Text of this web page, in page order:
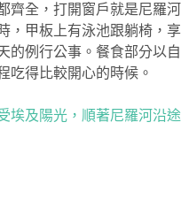
齊全，打開窗戶就是尼羅河
，甲板上有泳池跟躺椅，享
的例行公事。餐食部分以自
吃得比較開心的時候。
埃及陽光，順著尼羅河沿途